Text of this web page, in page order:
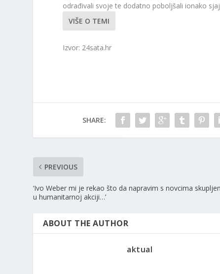
odrađivali svoje te dodatno poboljšali ionako
VIŠE O TEMI
Izvor: 24sata.hr
SHARE:
PREVIOUS
‘Ivo Weber mi je rekao što da napravim s novcima
u humanitarnoj akciji…’
ABOUT THE AUTHOR
aktual